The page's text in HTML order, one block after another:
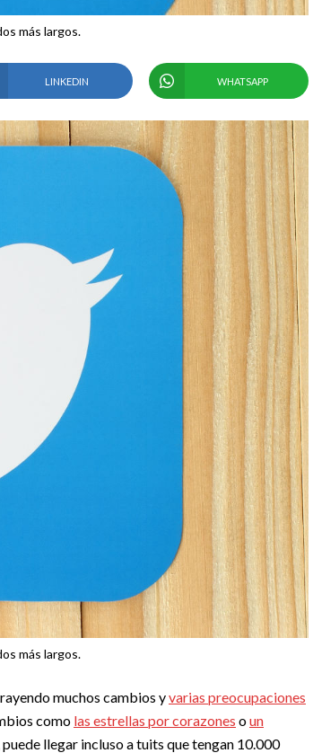
más largos.
LINKEDIN WHATSAPP
más largos.
muchos cambios yvarias preocupaciones
como las estrellas por corazones oun
llegar incluso a tuits que tengan 10.000